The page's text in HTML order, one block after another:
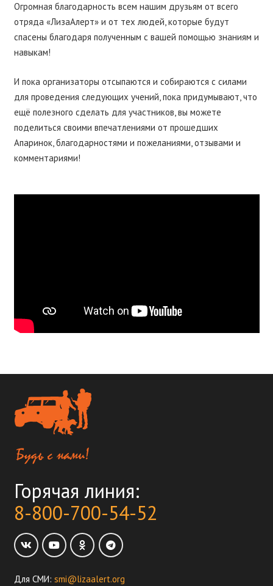
Огромная благодарность всем нашим друзьям от всего
отряда «ЛизаАлерт» и от тех людей, которые будут
спасены благодаря полученным с вашей помощью знаниям и
навыкам!
И пока организаторы отсыпаются и собираются с силами
для проведения следующих учений, пока придумывают, что
ещё полезного сделать для участников, вы можете
поделиться своими впечатлениями от прошедших
Апаринок, благодарностями и пожеланиями, отзывами и
комментариями!
Горячая линия:
8-800-700-54-52
Для СМИ: smi@lizaalert.org